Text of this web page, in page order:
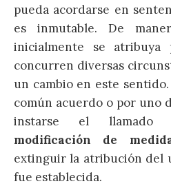
pueda acordarse en
es inmutable. De
inicialmente se atribuya
concurren diversas
un cambio en este
común acuerdo o por uno
instarse el llamado
modificación de
extinguir la atribución del
fue establecida.